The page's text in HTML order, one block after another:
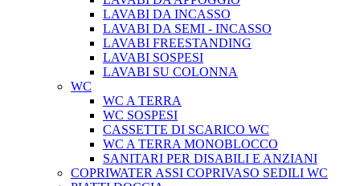
LAVABI DA INCASSO
LAVABI DA SEMI - INCASSO
LAVABI FREESTANDING
LAVABI SOSPESI
LAVABI SU COLONNA
WC
WC A TERRA
WC SOSPESI
CASSETTE DI SCARICO WC
WC A TERRA MONOBLOCCO
SANITARI PER DISABILI E ANZIANI
COPRIWATER ASSI COPRIVASO SEDILI WC